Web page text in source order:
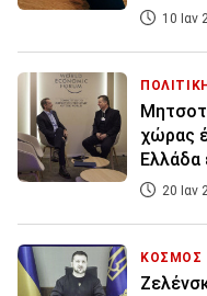
10 Ιαν
ΠΟΛΙΤΙΚΗ
χώρας
Ελλάδα
20 Ιαν
ΚΟΣΜΟΣ